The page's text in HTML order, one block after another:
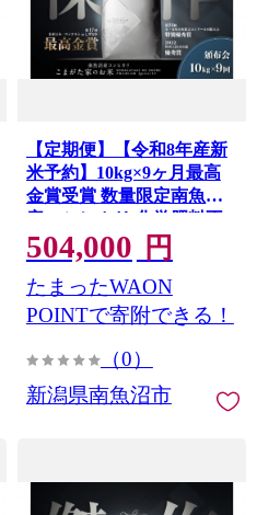
【定期便】【令和8年産新
米予約】10kg×9ヶ月最高
金賞受賞 数量限定南魚沼
産コシヒカリ 化学肥料不
使用・農薬8割減栽培米
「こまがた家のお米」
【2026年9月下旬より順次
発送予定】
504,000 円
たまったWAON
POINTで寄附できる！
（0）
新潟県南魚沼市